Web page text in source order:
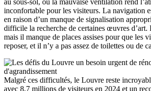
inconfortable pour les visiteurs. La navigation
en raison d’un manque de signalisation
difficile la recherche de certaines œuvres d’art.
mais il manque de places assises pour que les
reposer, et il n’y a pas assez de toilettes ou de
Malgré ces difficultés, le Louvre reste
avec 8,7 millions de visiteurs en 2024 et un